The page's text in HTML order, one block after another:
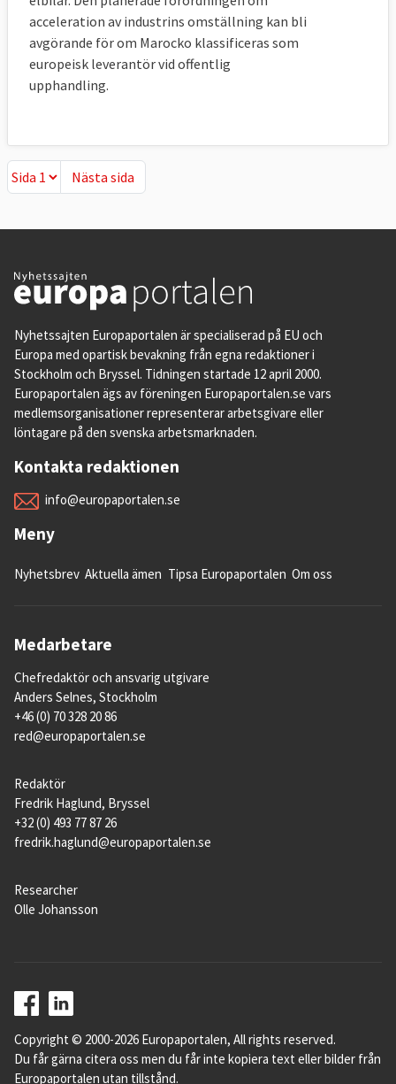
acceleration av industrins omställning kan bli
avgörande för om Marocko klassificeras som
europeisk leverantör vid offentlig
upphandling.
Nästa sida
Nästa sida
Nyhetssajten Europaportalen är specialiserad på EU och
Europa med opartisk bevakning från egna redaktioner i
Stockholm och Bryssel. Tidningen startade 12 april 2000.
Europaportalen ägs av föreningen Europaportalen.se vars
medlemsorganisationer representerar arbetsgivare eller
löntagare på den svenska arbetsmarknaden.
Kontakta redaktionen
info@europaportalen.se
Meny
Nyhetsbrev Aktuella ämen Tipsa Europaportalen Om oss
Medarbetare
Chefredaktör och ansvarig utgivare
Anders Selnes, Stockholm
+46 (0) 70 328 20 86
red@europaportalen.se
Redaktör
Fredrik Haglund, Bryssel
+32 (0) 493 77 87 26
fredrik.haglund@europaportalen.se
Researcher
Olle Johansson
Copyright © 2000-2026 Europaportalen, All rights reserved.
Du får gärna citera oss men du får inte kopiera text eller bilder från
Europaportalen utan tillstånd.